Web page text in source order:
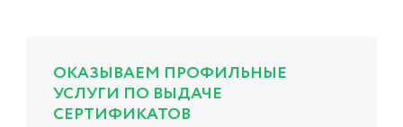
ОКАЗЫВАЕМ ПРОФИЛЬНЫЕ
УСЛУГИ ПО ВЫДАЧЕ
СЕРТИФИКАТОВ